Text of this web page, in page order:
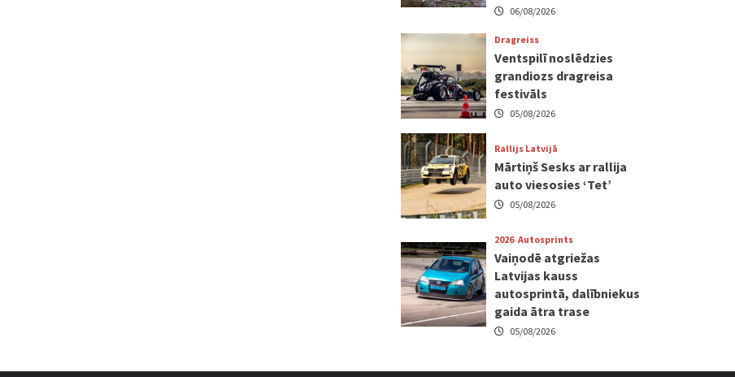
06/08/2026
Dragreiss
Ventspilī noslēdzies
grandiozs dragreisa
festivāls
05/08/2026
Rallijs Latvijā
Mārtiņš Sesks ar rallija
auto viesosies ‘Tet’
05/08/2026
2026 Autosprints
Vaiņodē atgriežas
Latvijas kauss
autosprintā, dalībniekus
gaida ātra trase
05/08/2026